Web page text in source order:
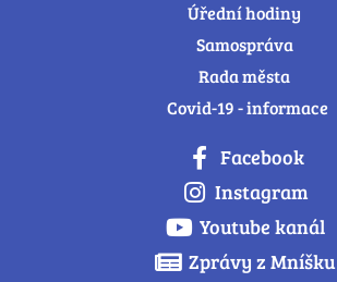
Úřední hodiny
Samospráva
Rada města
Covid-19 - informace
Facebook
Instagram
Youtube kanál
Zprávy z Mníšku